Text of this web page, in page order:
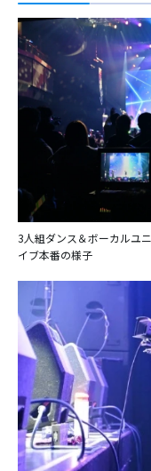
3人組ダンス＆ボーカルユ
イブ本番の様子